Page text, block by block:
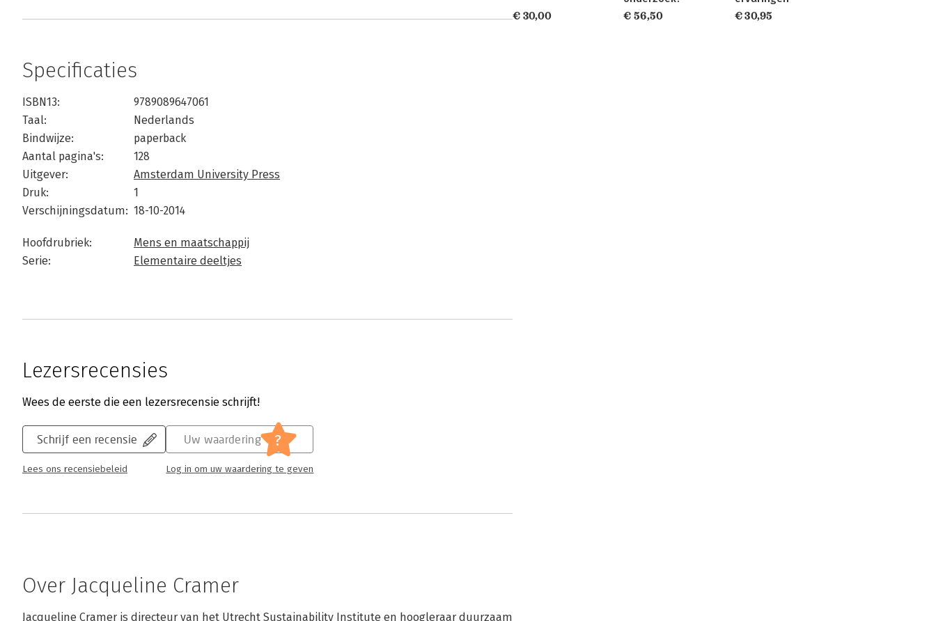
Specificaties
ISBN13:
9789089647061
Taal:
Nederlands
Bindwijze:
paperback
Aantal pagina's:
128
Uitgever:
Amsterdam University Press
Druk:
1
Verschijningsdatum: 18-10-2014
Hoofdrubriek:
Mens en maatschappij
Serie:
Elementaire deeltjes
Lezersrecensies
Wees de eerste die een lezersrecensie schrijft!
Schrijf een recensie
Lees ons recensiebeleid
Uw waardering ?
Log in om uw waardering te geven
Over Jacqueline Cramer
Jacqueline Cramer is directeur van het Utrecht Sustainability Institute en hoogleraar duurzaam
€ 30,00
€ 56,50
€ 30,95